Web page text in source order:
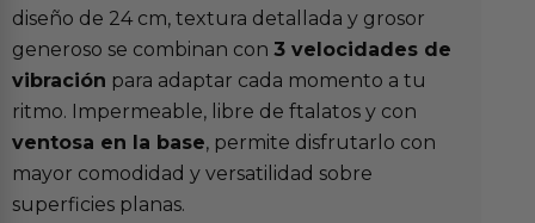
diseño de 24 cm, textura detallada y grosor
generoso se combinan con 3 velocidades de
vibración para adaptar cada momento a tu
ritmo. Impermeable, libre de ftalatos y con
ventosa en la base, permite disfrutarlo con
mayor comodidad y versatilidad sobre
superficies planas.